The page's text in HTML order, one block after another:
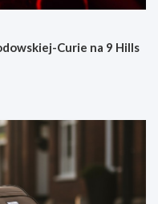
Curie na 9 Hills